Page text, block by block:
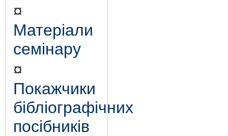
¤
Матеріали
семінару
¤
Покажчики
бібліографічних
посібників